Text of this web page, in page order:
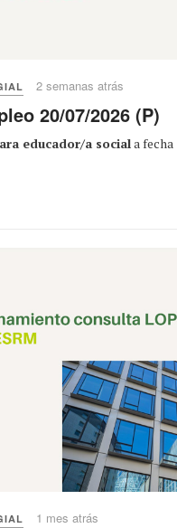
2 semanas atrás
20/07/2026 (P)
educador/a sociala fecha
1 mes atrás